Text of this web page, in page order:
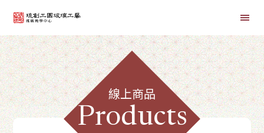
首頁
線上課程
線上商品
Products